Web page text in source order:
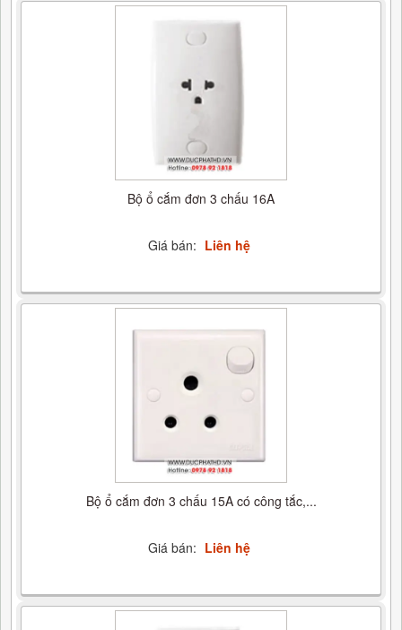
Bộ ổ cắm đơn 3 chấu 16A
Giá bán: Liên hệ
Bộ ổ cắm đơn 3 chấu 15A có công tắc,...
Giá bán: Liên hệ